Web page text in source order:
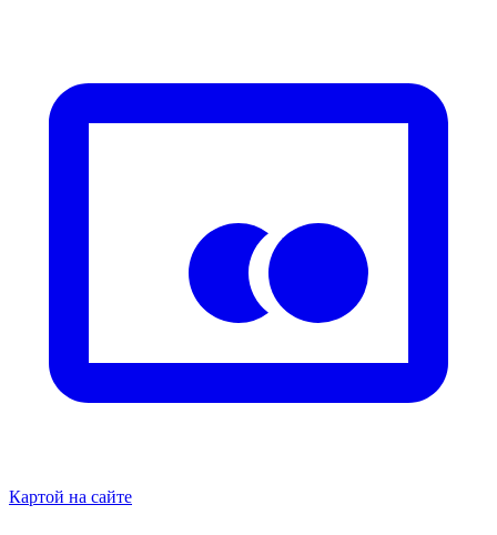
Картой на сайте